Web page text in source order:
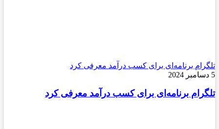
تلگرام برنامه‌ای برای کسب درآمد معرفی کرد
5 دسامبر 2024
تلگرام برنامه‌ای برای کسب درآمد معرفی کرد